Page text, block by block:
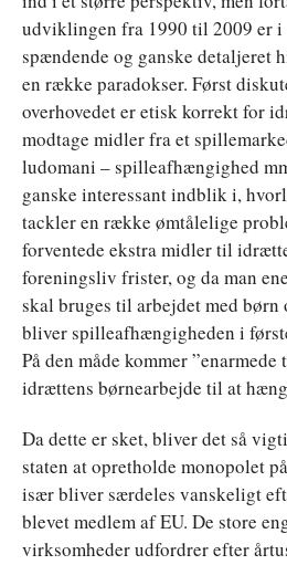
udviklingen fra 1990 til 2009 er i
spændende og ganske detaljeret
en række paradokser. Først
overhovedet er etisk korrekt for
modtage midler fra et
ludomani – spilleafhængighed
ganske interessant indblik i,
tackler en række ømtålelige
forventede ekstra midler til
foreningsliv frister, og da man
skal bruges til arbejdet med
bliver spilleafhængigheden i
På den måde kommer
idrættens børnearbejde til at
Da dette er sket, bliver det så
staten at opretholde monopolet
især bliver særdeles vanskeligt
blevet medlem af EU. De store
virksomheder udfordrer efter